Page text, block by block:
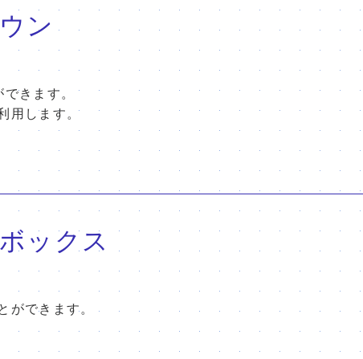
ン
きます。
用します。
ックス
ができます。